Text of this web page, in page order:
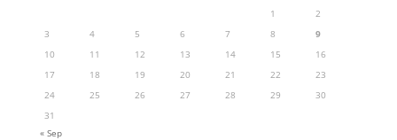
1
2
3
4 5 6 7 8
9
10
11 12 13 14 15
16
17
18 19 20 21 22
23
24
25 26 27 28 29
30
31
« Sep